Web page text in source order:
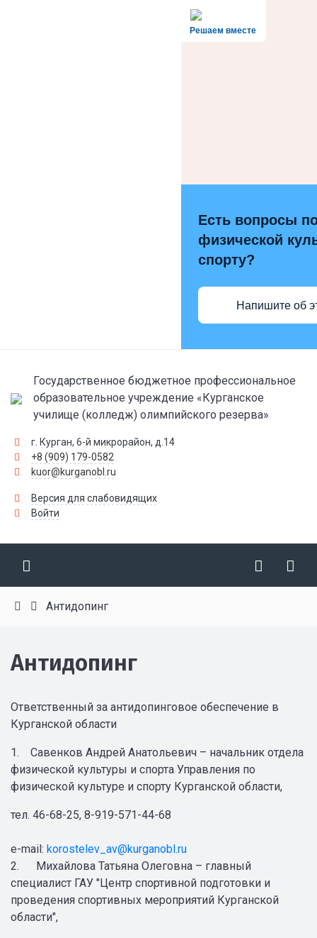
Решаем вместе
Есть вопросы
физической
спорту?
Напишите об
Государственное бюджетное профессиональное
образовательное учреждение «Курганское
училище (колледж) олимпийского резерва»
г. Курган, 6-й микрорайон, д.14
+8 (909) 179-0582
kuor@kurganobl.ru
Версия для слабовидящих
Войти
Антидопинг
Антидопинг
Ответственный за антидопинговое обеспечение в
Курганской области
1. Савенков Андрей Анатольевич – начальник отдела
физической культуры и спорта Управления по
физической культуре и спорту Курганской области,
тел. 46-68-25, 8-919-571-44-68
e-mail: korostelev_av@kurganobl.ru
2. Михайлова Татьяна Олеговна – главный
специалист ГАУ "Центр спортивной подготовки и
проведения спортивных мероприятий Курганской
области",